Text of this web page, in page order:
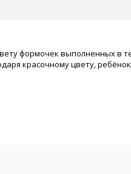
формочек выполненных в
красочному цвету,